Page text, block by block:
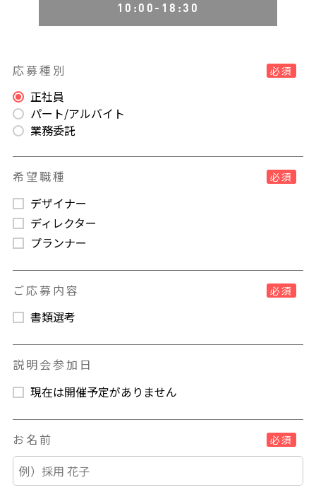
10:00-18:30
応募種別 必須
正社員
パート/アルバイト
業務委託
希望職種 必須
デザイナー
ディレクター
プランナー
ご応募内容 必須
書類選考
説明会参加日
現在は開催予定がありません
お名前 必須